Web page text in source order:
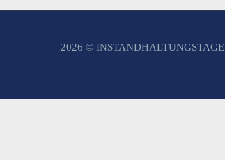
2026 © INSTANDHALTUNGSTAGE